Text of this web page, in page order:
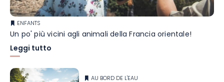
ENFANTS
Un po' più vicini agli animali della Francia orientale!
Leggi tutto
AU BORD DE L'EAU